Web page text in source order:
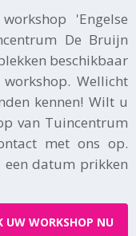
'Engelse
De Bruijn
beschikbaar
Wellicht
kennen! Wilt u
van Tuincentrum
met ons op.
datum prikken
UW WORKSHOP NU